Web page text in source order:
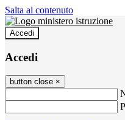
Salta al contenuto
Accedi
Accedi
button close ×